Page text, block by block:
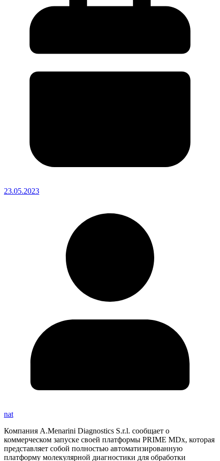
23.05.2023
nat
Компания A.Menarini Diagnostics S.r.l. сообщает о
коммерческом запуске своей платформы PRIME MDx, которая
представляет собой полностью автоматизированную
платформу молекулярной диагностики для обработки